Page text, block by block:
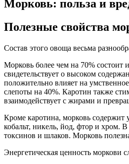
Морковь: польза и
Полезные свойства
Состав этого овоща весьма
Морковь более чем на 70% состоит
свидетельствует о высоком
положительно влияет на
слепоты на 40%. Каротин также
взаимодействует с жирами и
Кроме каротина, морковь
кобальт, никель, йод, фтор и хром.
токсинов и шлаков. Морковь
Энергетическая ценность моркови